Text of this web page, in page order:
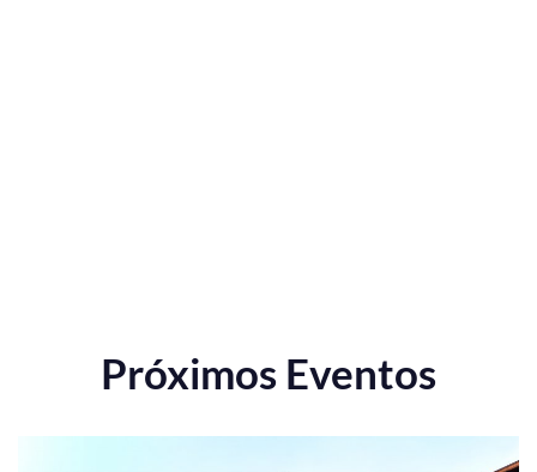
Próximos Eventos